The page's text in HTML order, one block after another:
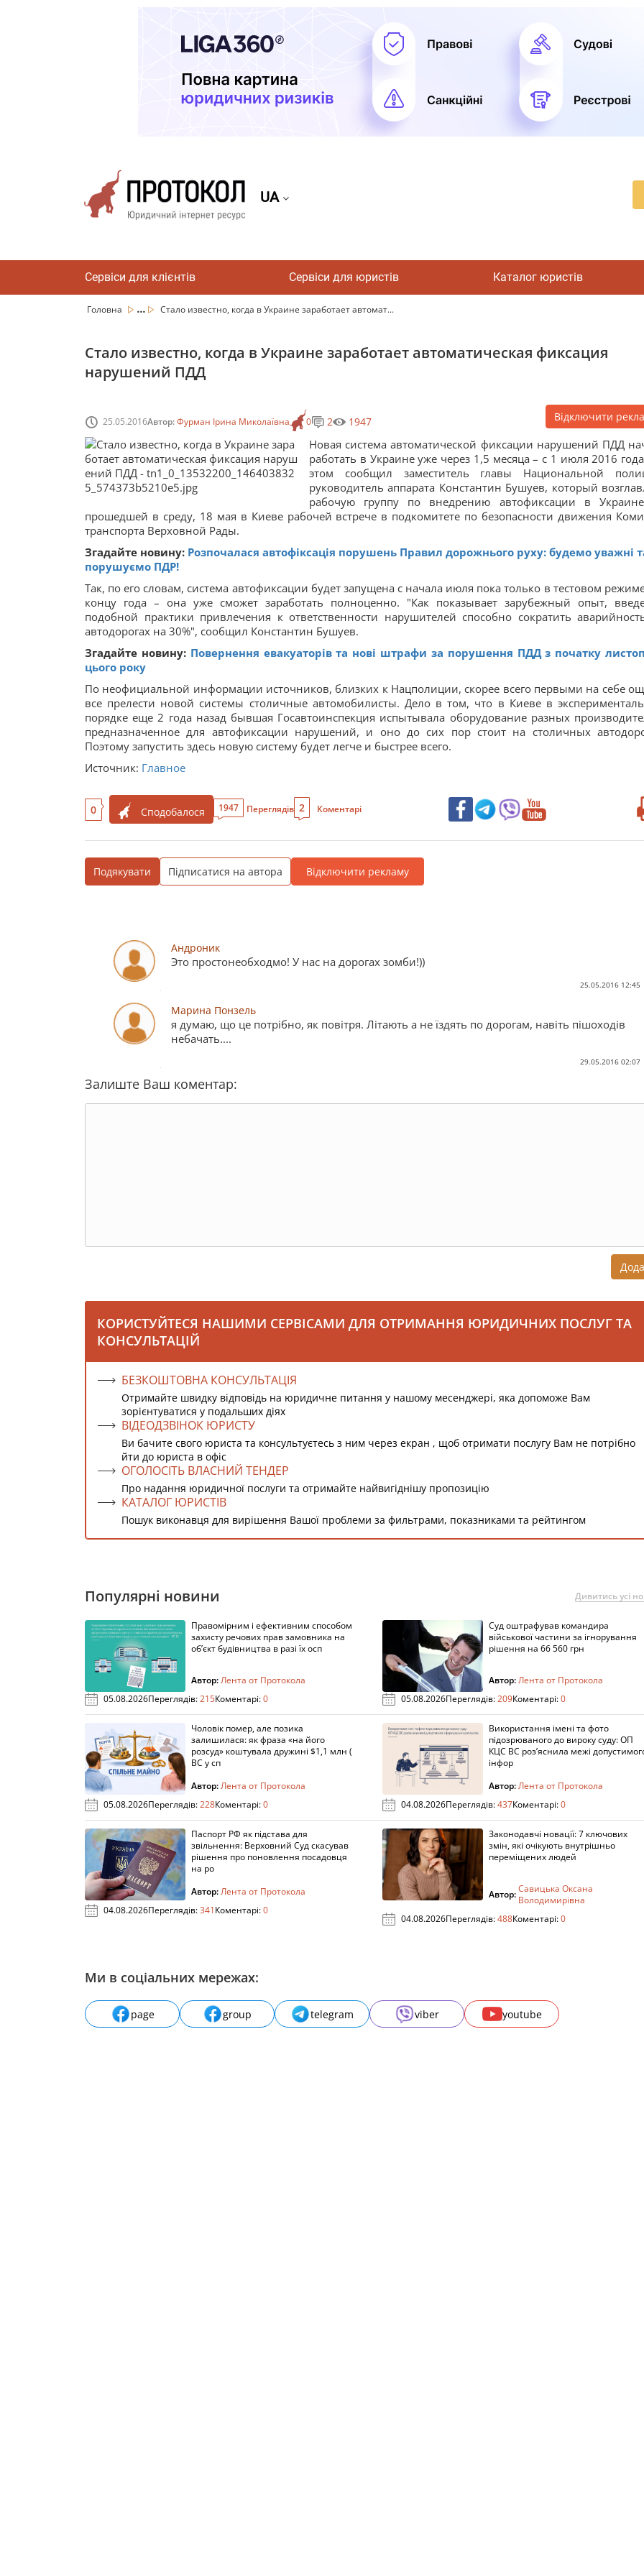
UA
Сервіси для клієнтів Сервіси для юристів Каталог юристів
Головна ... Стало известно, когда в Украине заработает автомат...
Стало известно, когда в Украине заработает автоматическая фиксация
нарушений ПДД
25.05.2016Автор:Фурман Ірина Миколаївна 0 2 1947 Відключити
Новая система автоматической фиксации нарушений ПДД
работать в Украине уже через 1,5 месяца – с 1 июля 2016
этом сообщил заместитель главы Национальной
руководитель аппарата Константин Бушуев, который
рабочую группу по внедрению автофиксации в
прошедшей в среду, 18 мая в Киеве рабочей встрече в подкомитете по безопасности движения
транспорта Верховной Рады.
Згадайте новину: Розпочалася автофіксація порушень Правил дорожнього руху: будемо уважні
порушуємо ПДР!
Так, по его словам, система автофиксации будет запущена с начала июля пока только в тестовом
концу года – она уже сможет заработать полноценно. "Как показывает зарубежный опыт,
подобной практики привлечения к ответственности нарушителей способно сократить
автодорогах на 30%", сообщил Константин Бушуев.
Згадайте новину: Повернення евакуаторів та нові штрафи за порушення ПДД з початку
цього року
По неофициальной информации источников, близких к Нацполиции, скорее всего первыми на себе
все прелести новой системы столичные автомобилисты. Дело в том, что в Киеве в
порядке еще 2 года назад бывшая Госавтоинспекция испытывала оборудование разных
предназначенное для автофиксации нарушений, и оно до сих пор стоит на столичных
Поэтому запустить здесь новую систему будет легче и быстрее всего.
Источник: Главное
0 Сподобалося 1947 Переглядів 2 Коментарі
Подякувати Підписатися на автора Відключити рекламу
Андроник
Это простонеобходмо! У нас на дорогах зомби!))
25.05.2016 12:45
Марина Понзель
я думаю, що це потрібно, як повітря. Літають а не їздять по дорогам, навіть пішоходів
небачать....
29.05.2016 02:07
Залиште Ваш коментар:
КОРИСТУЙТЕСЯ НАШИМИ СЕРВІСАМИ ДЛЯ ОТРИМАННЯ ЮРИДИЧНИХ ПОСЛУГ ТА
КОНСУЛЬТАЦІЙ
БЕЗКОШТОВНА КОНСУЛЬТАЦІЯ
Отримайте швидку відповідь на юридичне питання у нашому месенджері, яка допоможе Вам
зорієнтуватися у подальших діях
ВІДЕОДЗВІНОК ЮРИСТУ
Ви бачите свого юриста та консультуєтесь з ним через екран , щоб отримати послугу Вам не потрібно
йти до юриста в офіс
ОГОЛОСІТЬ ВЛАСНИЙ ТЕНДЕР
Про надання юридичної послуги та отримайте найвигіднішу пропозицію
КАТАЛОГ ЮРИСТІВ
Пошук виконавця для вирішення Вашої проблеми за фильтрами, показниками та рейтингом
Популярні новини Дивитись усі
Правомірним і ефективним способом
захисту речових прав замовника на
об’єкт будівництва в разі їх осп
Автор:Лента от Протокола
05.08.2026Переглядів:215Коментарі:0
Суд оштрафував командира
військової частини за ігнорування
рішення на 66 560 грн
Автор:Лента от Протокола
05.08.2026Переглядів:209Коментарі:0
Чоловік помер, але позика
залишилася: як фраза «на його
розсуд» коштувала дружині $1,1 млн (
ВС у сп
Автор:Лента от Протокола
05.08.2026Переглядів:228Коментарі:0
Використання імені та фото
підозрюваного до вироку суду: ОП
КЦС ВС роз’яснила межі
інфор
Автор:Лента от Протокола
04.08.2026Переглядів:437Коментарі:0
Паспорт РФ як підстава для
звільнення: Верховний Суд скасував
рішення про поновлення посадовця
на ро
Автор:Лента от Протокола
04.08.2026Переглядів:341Коментарі:0
Законодавчі новації: 7 ключових
змін, які очікують внутрішньо
переміщених людей
Автор:Савицька Оксана
Володимирівна
04.08.2026Переглядів:488Коментарі:0
Ми в соціальних мережах:
page group telegram viber youtube